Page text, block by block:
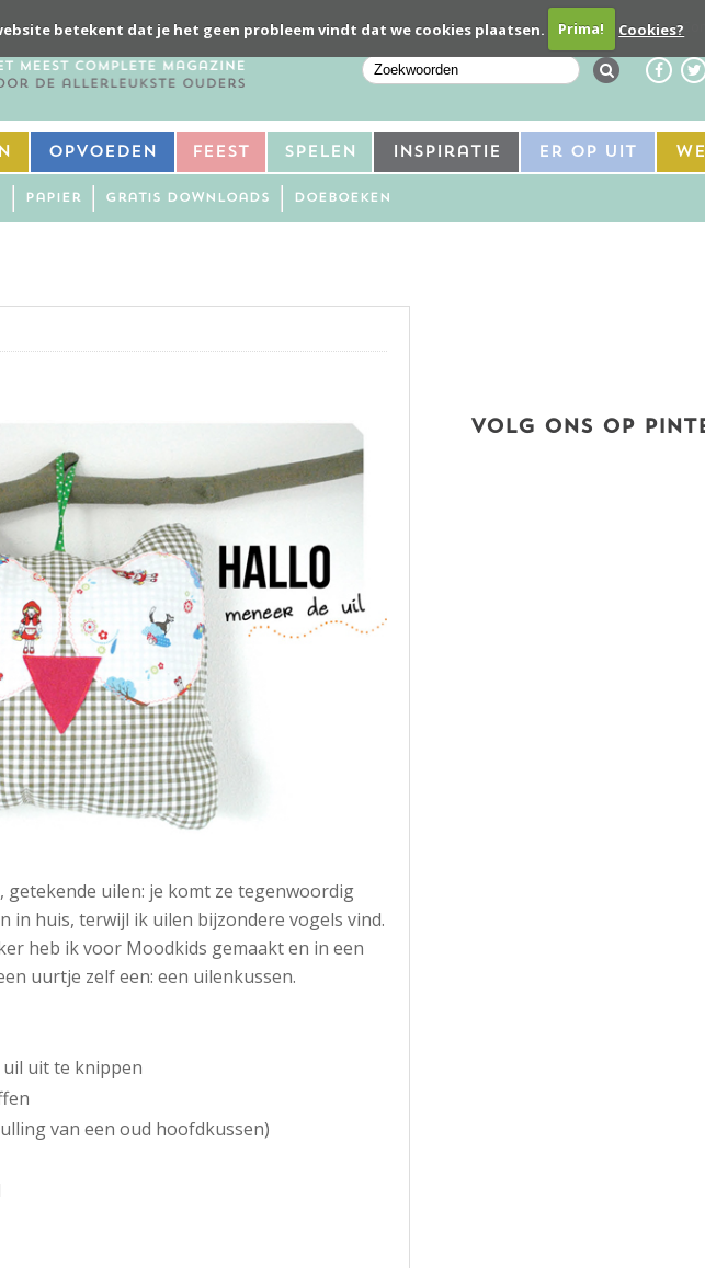
betekent dat je het geen probleem vindt dat we cookies plaatsen. Prima! Cookies?
Opvoeden Feest Spelen Inspiratie Er Op Uit
Papier Gratis downloads Doeboeken
getekende uilen: je komt ze tegenwoordig
in huis, terwijl ik uilen bijzondere vogels vind.
heb ik voor Moodkids gemaakt en in een
uurtje zelf een: een uilenkussen.
uit te knippen
van een oud hoofdkussen)
VOLG ONS OP